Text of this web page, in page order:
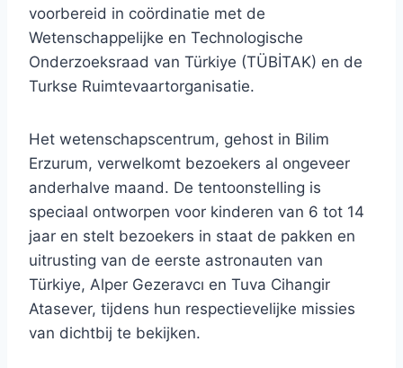
voorbereid in coördinatie met de
Wetenschappelijke en Technologische
Onderzoeksraad van Türkiye (TÜBİTAK) en de
Turkse Ruimtevaartorganisatie.
Het wetenschapscentrum, gehost in Bilim
Erzurum, verwelkomt bezoekers al ongeveer
anderhalve maand. De tentoonstelling is
speciaal ontworpen voor kinderen van 6 tot 14
jaar en stelt bezoekers in staat de pakken en
uitrusting van de eerste astronauten van
Türkiye, Alper Gezeravcı en Tuva Cihangir
Atasever, tijdens hun respectievelijke missies
van dichtbij te bekijken.